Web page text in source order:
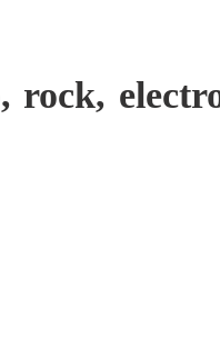
rock,